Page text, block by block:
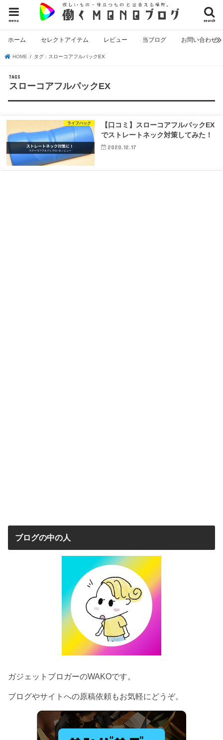
search
menu
ホーム セレクトアイテム レビュー 当ブログ お問い合わせ
HOME タグ : スローコアフルパックEX
スローコアフルパックEX
ライフハック
【口コミ】スローコアフルパックEX
でストレートネック対策してみた！
2020.12.17
ブログの中の人
ガジェットブロガーのWAKOです。
ブログやサイトへの原稿依頼もお気軽にどうぞ。